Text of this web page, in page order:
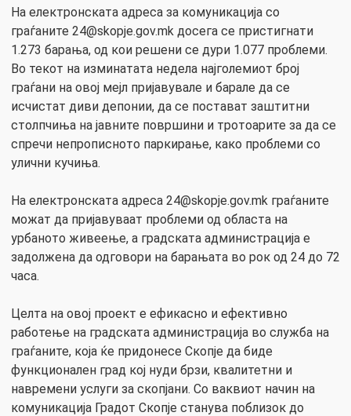
На електронската адреса за комуникација со
граѓаните 24@skopje.gov.mk досега се пристигнати
1.273 барања, од кои решени се дури 1.077 проблеми.
Во текот на изминатата недела најголемиот број
граѓани на овој мејл пријавувале и барале да се
исчистат диви депонии, да се постават заштитни
столпчиња на јавните површини и тротоарите за да се
спречи непрописното паркирање, како проблеми со
улични кучиња.
На електронската адреса 24@skopje.gov.mk граѓаните
можат да пријавуваат проблеми од областа на
урбаното живеење, а градската администрација е
задолжена да одговори на барањата во рок од 24 до 72
часа.
Целта на овој проект е ефикасно и ефективно
работење на градската администрација во служба на
граѓаните, која ќе придонесе Скопје да биде
функционален град кој нуди брзи, квалитетни и
навремени услуги за скопјани. Со ваквиот начин на
комуникација Градот Скопје станува поблизок до